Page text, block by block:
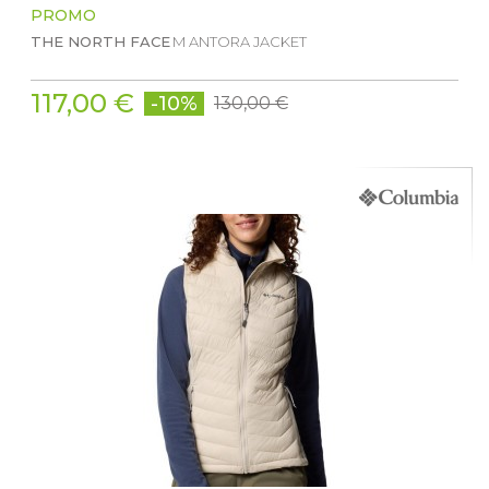
PROMO
THE NORTH FACEM ANTORA JACKET
117,00 € -10% 130,00 €